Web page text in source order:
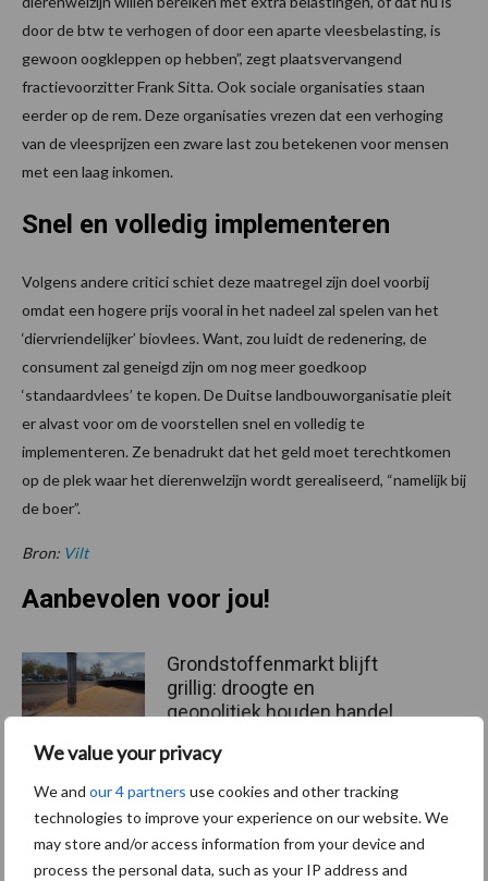
We value your privacy
We and our 4 partners use cookies and other tracking
technologies to improve your experience on our website. We
may store and/or access information from your device and
process the personal data, such as your IP address and
door de btw te verhogen of door een aparte vleesbelasting, is
gewoon oogkleppen op hebben”, zegt plaatsvervangend
fractievoorzitter Frank Sitta. Ook sociale organisaties staan
eerder op de rem. Deze organisaties vrezen dat een verhoging
van de vleesprijzen een zware last zou betekenen voor mensen
met een laag inkomen.
Snel en volledig implementeren
Volgens andere critici schiet deze maatregel zijn doel voorbij
omdat een hogere prijs vooral in het nadeel zal spelen van het
‘diervriendelijker’ biovlees. Want, zou luidt de redenering, de
consument zal geneigd zijn om nog meer goedkoop
‘standaardvlees’ te kopen. De Duitse landbouworganisatie pleit
er alvast voor om de voorstellen snel en volledig te
implementeren. Ze benadrukt dat het geld moet terechtkomen
op de plek waar het dierenwelzijn wordt gerealiseerd, “namelijk bij
de boer”.
Bron: Vilt
Aanbevolen voor jou!
Grondstoffenmarkt blijft
grillig: droogte en
geopolitiek houden handel
De speenhuid: een vaak
onderschatte risicofactor